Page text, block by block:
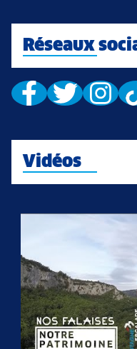
Réseaux
Vidéos